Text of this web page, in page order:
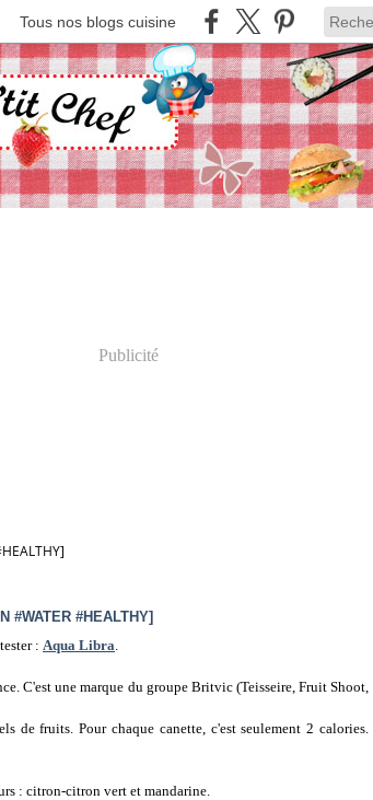
Tous nos blogs cuisine
Publicité
#WATER #HEALTHY]
: Aqua Libra.
C'est une marque du groupe Britvic (Teisseire, Fruit Shoot,
de fruits. Pour chaque canette, c'est seulement 2 calories.
: citron-citron vert et mandarine.